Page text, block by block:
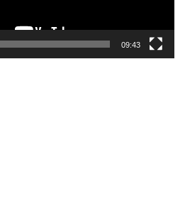
09:43